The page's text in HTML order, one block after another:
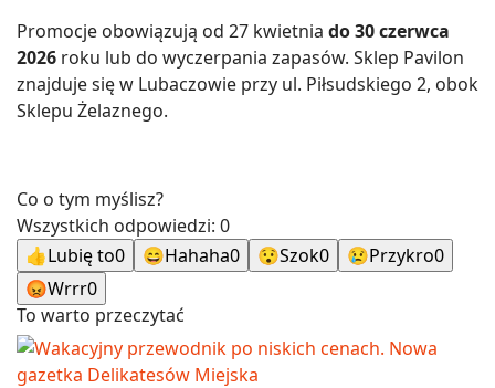
Promocje obowiązują od 27 kwietnia do 30 czerwca
2026 roku lub do wyczerpania zapasów. Sklep Pavilon
znajduje się w Lubaczowie przy ul. Piłsudskiego 2, obok
Sklepu Żelaznego.
Co o tym myślisz?
Wszystkich odpowiedzi: 0
👍Lubię to0 😄Hahaha0 😯Szok0 😢Przykro0
😡Wrrr0
To warto przeczytać